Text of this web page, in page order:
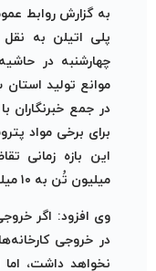
به گزارش روابط
پلی اتیلن به
چهارشنبه در
موانع تولید
برای برخی مواد
این بازه زمانی
میلیون تُن به ۱۰ میلیون تُن افزایش یافت.
وی افزود: اگر
در خروجی
نخواهد داشت، اما